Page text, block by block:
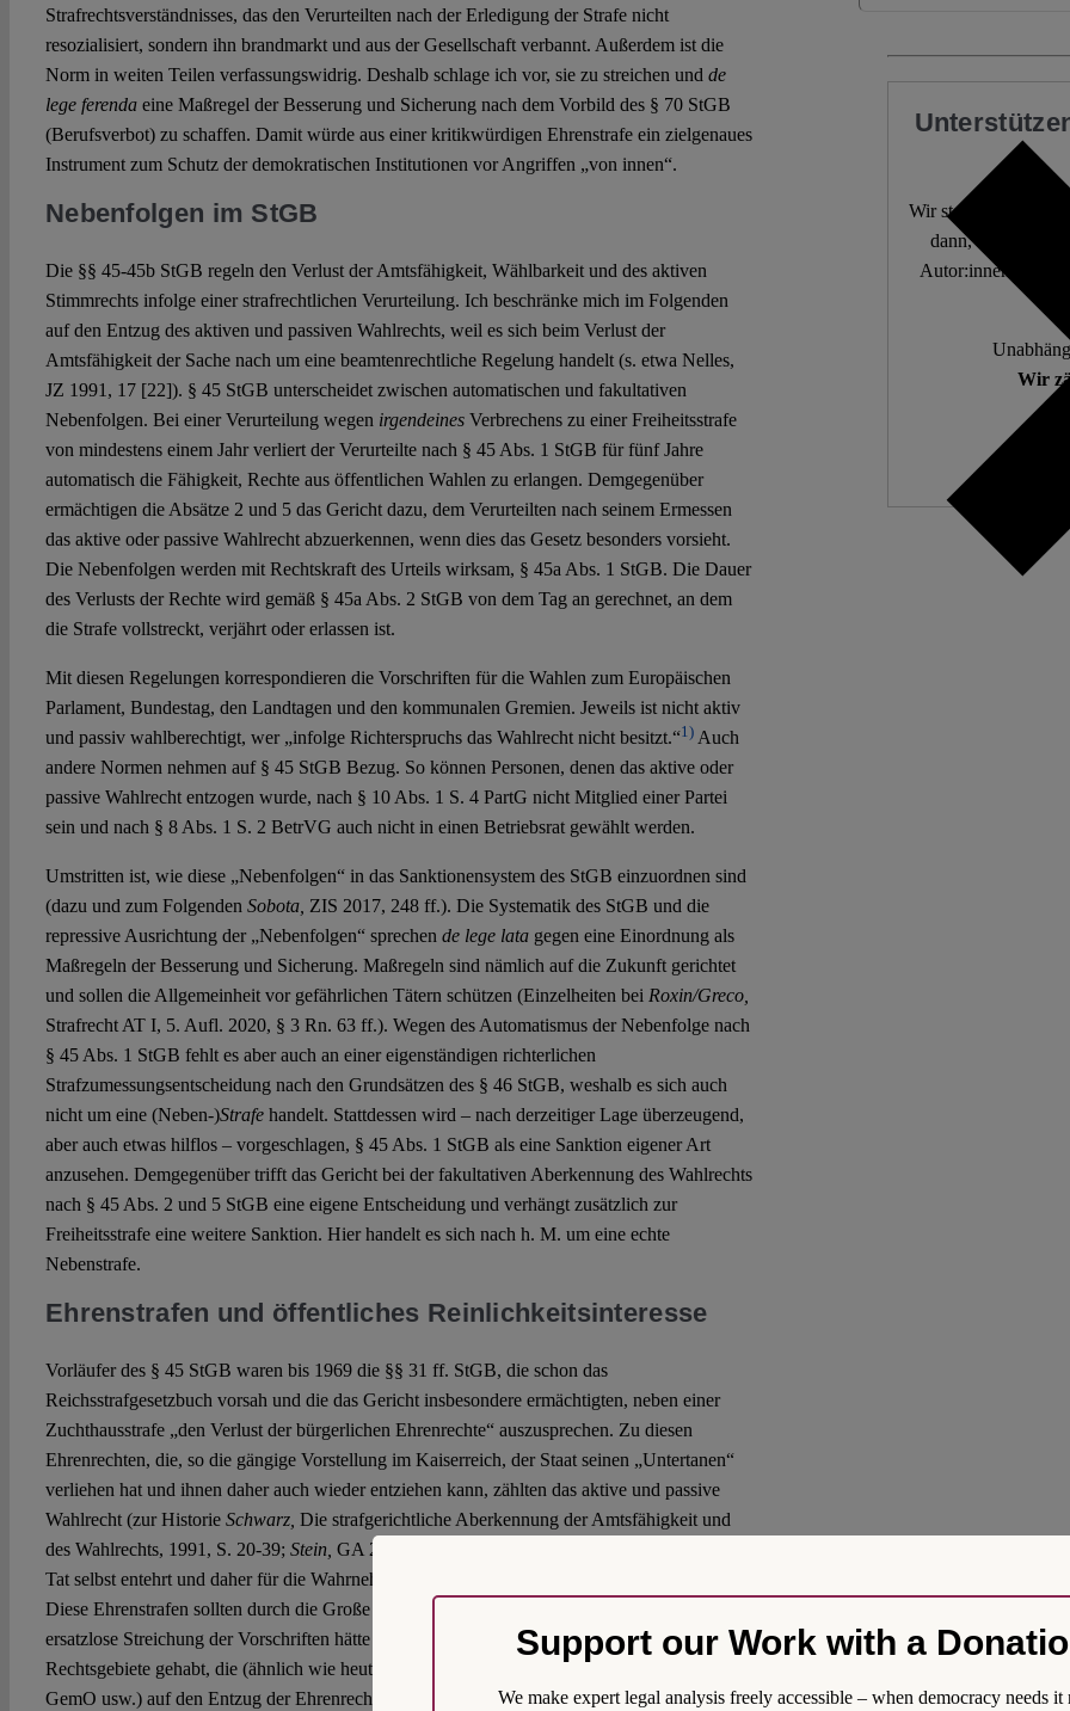
Strafrechtsverständnisses, das den Verurteilten nach der Erledigung der Strafe nicht
resozialisiert, sondern ihn brandmarkt und aus der Gesellschaft verbannt. Außerdem ist die
Norm in weiten Teilen verfassungswidrig. Deshalb schlage ich vor, sie zu streichen und de
lege ferendaeine Maßregel der Besserung und Sicherung nach dem Vorbild des § 70 StGB
(Berufsverbot) zu schaffen. Damit würde aus einer kritikwürdigen Ehrenstrafe ein zielgenaues
Instrument zum Schutz der demokratischen Institutionen vor Angriffen „von innen“.
Nebenfolgen im StGB
Die §§ 45-45b StGB regeln den Verlust der Amtsfähigkeit, Wählbarkeit und des aktiven
Stimmrechts infolge einer strafrechtlichen Verurteilung. Ich beschränke mich im Folgenden
auf den Entzug des aktiven und passiven Wahlrechts, weil es sich beim Verlust der
Amtsfähigkeit der Sache nach um eine beamtenrechtliche Regelung handelt (s. etwa Nelles,
JZ 1991, 17 [22]). § 45 StGB unterscheidet zwischen automatischen und fakultativen
Nebenfolgen. Bei einer Verurteilung wegen irgendeinesVerbrechens zu einer Freiheitsstrafe
von mindestens einem Jahr verliert der Verurteilte nach § 45 Abs. 1 StGB für fünf Jahre
automatisch die Fähigkeit, Rechte aus öffentlichen Wahlen zu erlangen. Demgegenüber
ermächtigen die Absätze 2 und 5 das Gericht dazu, dem Verurteilten nach seinem Ermessen
das aktive oder passive Wahlrecht abzuerkennen, wenn dies das Gesetz besonders vorsieht.
Die Nebenfolgen werden mit Rechtskraft des Urteils wirksam, § 45a Abs. 1 StGB. Die Dauer
des Verlusts der Rechte wird gemäß § 45a Abs. 2 StGB von dem Tag an gerechnet, an dem
die Strafe vollstreckt, verjährt oder erlassen ist.
Mit diesen Regelungen korrespondieren die Vorschriften für die Wahlen zum Europäischen
Parlament, Bundestag, den Landtagen und den kommunalen Gremien. Jeweils ist nicht aktiv
und passiv wahlberechtigt, wer „infolge Richterspruchs das Wahlrecht nicht besitzt.“1)Auch
andere Normen nehmen auf § 45 StGB Bezug. So können Personen, denen das aktive oder
passive Wahlrecht entzogen wurde, nach § 10 Abs. 1 S. 4 PartG nicht Mitglied einer Partei
sein und nach § 8 Abs. 1 S. 2 BetrVG auch nicht in einen Betriebsrat gewählt werden.
Umstritten ist, wie diese „Nebenfolgen“ in das Sanktionensystem des StGB einzuordnen sind
(dazu und zum Folgenden Sobota, ZIS 2017, 248 ff.). Die Systematik des StGB und die
repressive Ausrichtung der „Nebenfolgen“ sprechen de lege latagegen eine Einordnung als
Maßregeln der Besserung und Sicherung. Maßregeln sind nämlich auf die Zukunft gerichtet
und sollen die Allgemeinheit vor gefährlichen Tätern schützen (Einzelheiten bei Roxin/Greco,
Strafrecht AT I, 5. Aufl. 2020, § 3 Rn. 63 ff.). Wegen des Automatismus der Nebenfolge nach
§ 45 Abs. 1 StGB fehlt es aber auch an einer eigenständigen richterlichen
Strafzumessungsentscheidung nach den Grundsätzen des § 46 StGB, weshalb es sich auch
nicht um eine (Neben‑)Strafehandelt. Stattdessen wird – nach derzeitiger Lage überzeugend,
aber auch etwas hilflos – vorgeschlagen, § 45 Abs. 1 StGB als eine Sanktion eigener Art
anzusehen. Demgegenüber trifft das Gericht bei der fakultativen Aberkennung des Wahlrechts
nach § 45 Abs. 2 und 5 StGB eine eigene Entscheidung und verhängt zusätzlich zur
Freiheitsstrafe eine weitere Sanktion. Hier handelt es sich nach h. M. um eine echte
Nebenstrafe.
Ehrenstrafen und öffentliches Reinlichkeitsinteresse
Vorläufer des § 45 StGB waren bis 1969 die §§ 31 ff. StGB, die schon das
Reichsstrafgesetzbuch vorsah und die das Gericht insbesondere ermächtigten, neben einer
Zuchthausstrafe „den Verlust der bürgerlichen Ehrenrechte“ auszusprechen. Zu diesen
Ehrenrechten, die, so die gängige Vorstellung im Kaiserreich, der Staat seinen „Untertanen“
verliehen hat und ihnen daher auch wieder entziehen kann, zählten das aktive und passive
Wahlrecht (zur Historie Schwarz, Die strafgerichtliche Aberkennung der Amtsfähigkeit und
des Wahlrechts, 1991, S. 20-39; Stein, GA 2004, 22 [29 f.]). Der Täter habe sich durch die
Tat selbst entehrt und daher für die Wahrnehmung seiner politischen Rechte disqualifiziert.
Diese Ehrenstrafen sollten durch die Große Strafrechtsreform 1969 abgeschafft werden. Eine
ersatzlose Streichung der Vorschriften hätte allerdings Folgewirkungen auf andere
Rechtsgebiete gehabt, die (ähnlich wie heute das BWahlG, LWG, PartG, BetrVG, die LKrO,
GemO usw.) auf den Entzug der Ehrenrechte verwiesen. Diese Folgewirkungen
Wir stellen fundierte
dann, wenn die
Autor:innen.
Wir
Support our Work with a
We make expert legal analysis freely accessible – when democracy needs it